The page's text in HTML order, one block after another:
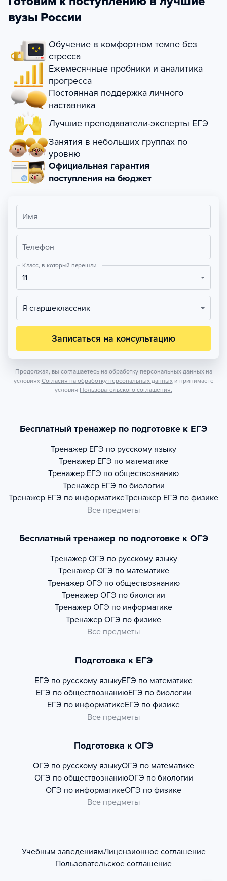
вузы России
Обучение в комфортном темпе без
стресса
Ежемесячные пробники и аналитика
прогресса
Постоянная поддержка личного
наставника
Лучшие преподаватели-эксперты ЕГЭ
Занятия в небольших группах по
уровню
Официальная гарантия
поступления на бюджет
Имя
Телефон
Класс, в который перешли
11
Я старшеклассник
Записаться на консультацию
Продолжая, вы соглашаетесь на обработку персональных данных на
условиях Согласия на обработку персональных данных и принимаете
условия Пользовательского соглашения.
Бесплатный тренажер по подготовке к ЕГЭ
Тренажер ЕГЭ по русскому языку
Тренажер ЕГЭ по математике
Тренажер ЕГЭ по обществознанию
Тренажер ЕГЭ по биологии
Тренажер ЕГЭ по информатикеТренажер ЕГЭ по физике
Все предметы
Бесплатный тренажер по подготовке к ОГЭ
Тренажер ОГЭ по русскому языку
Тренажер ОГЭ по математике
Тренажер ОГЭ по обществознанию
Тренажер ОГЭ по биологии
Тренажер ОГЭ по информатике
Тренажер ОГЭ по физике
Все предметы
Подготовка к ЕГЭ
ЕГЭ по русскому языкуЕГЭ по математике
ЕГЭ по обществознаниюЕГЭ по биологии
ЕГЭ по информатикеЕГЭ по физике
Все предметы
Подготовка к ОГЭ
ОГЭ по русскому языкуОГЭ по математике
ОГЭ по обществознаниюОГЭ по биологии
ОГЭ по информатикеОГЭ по физике
Все предметы
Учебным заведениямЛицензионное соглашение
Пользовательское соглашение